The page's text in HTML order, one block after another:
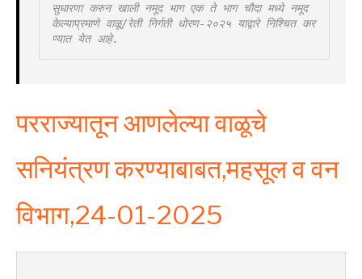
सुधारणा करुन खाली नमूद भाग एक ते भाग चौदा मध्ये नमूद
केल्याप्रमाणे वाळू/रेती निर्गती धोरण-२०२५ याद्वारे निश्चित कर
ण्यात येत आहे.
परराज्यातून आणलेल्या वाळूचे
सनियंत्रण करण्याबाबत,महसूल व वन
विभाग,24-01-2025